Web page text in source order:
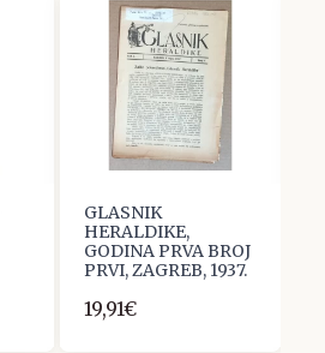
GLASNIK
HERALDIKE,
GODINA PRVA BROJ
PRVI, ZAGREB, 1937.
19,91€